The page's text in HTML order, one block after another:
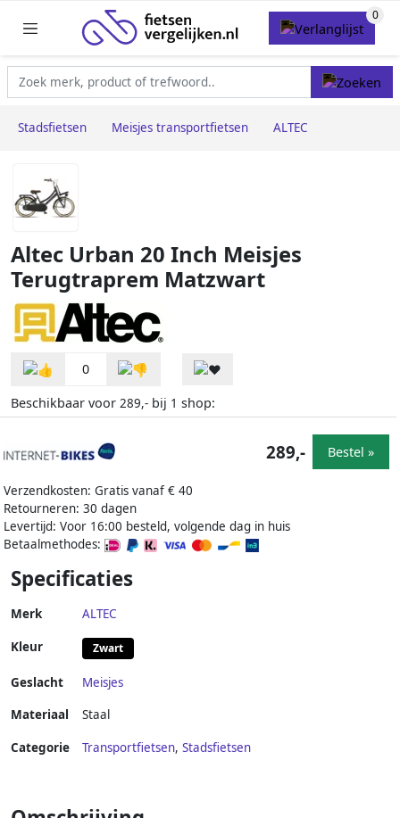
Stadsfietsen Meisjes transportfietsen ALTEC
Altec Urban 20 Inch Meisjes
Terugtraprem Matzwart
0
Beschikbaar voor 289,- bij 1 shop:
Verzendkosten: Gratis vanaf € 40
Retourneren: 30 dagen
Levertijd: Voor 16:00 besteld, volgende dag in huis
Betaalmethodes:
289,- Bestel »
Specificaties
Merk ALTEC
Kleur Zwart
Geslacht
Meisjes
Materiaal
Staal
Categorie Transportfietsen, Stadsfietsen